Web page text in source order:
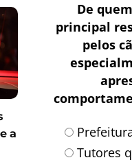
a
De
principal
pelos
Tutores